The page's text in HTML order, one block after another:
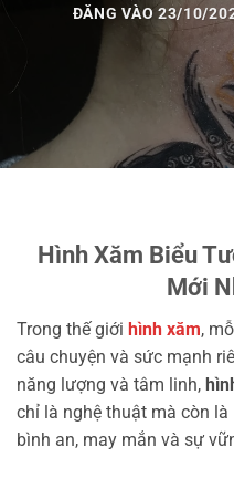
ĐĂNG VÀO 23/10/
Hình Xăm Biểu
Mới
Trong thế giới hình xăm,
câu chuyện và sức mạnh
năng lượng và tâm linh,
chỉ là nghệ thuật mà còn
bình an, may mắn và sự